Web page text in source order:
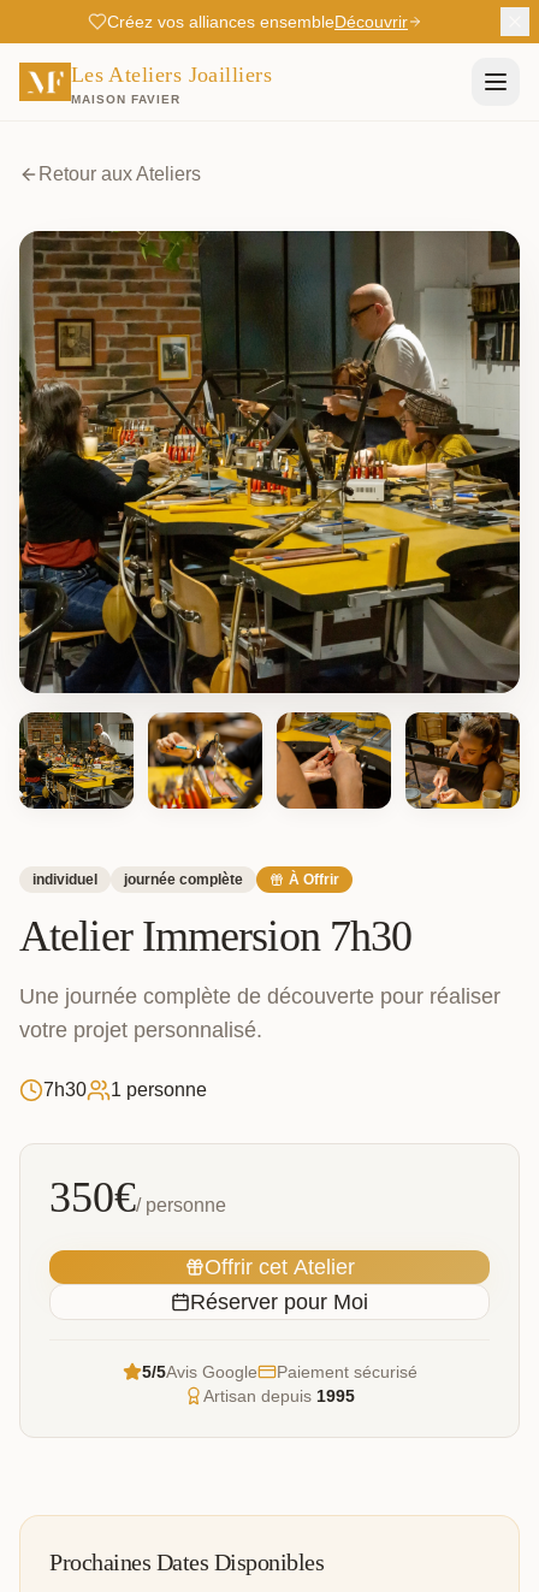
Créez vos alliances ensembleDécouvrir
Les Ateliers Joailliers
MAISON FAVIER
Retour aux Ateliers
individuel journée complète À Offrir
Atelier Immersion 7h30
Une journée complète de découverte pour réaliser
votre projet personnalisé.
7h30 1 personne
350€/ personne
Offrir cet Atelier
Réserver pour Moi
5/5Avis Google
Paiement sécurisé
Artisan depuis 1995
Prochaines Dates Disponibles